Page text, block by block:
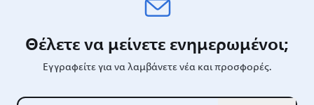
Θέλετε να μείνετε ενημερωμένοι;
Εγγραφείτε για να λαμβάνετε νέα και προσφορές.